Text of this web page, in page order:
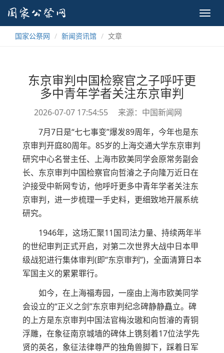
国家公祭网
新闻资讯馆 文章
东京审判中国检察官之子呼吁更
多中青年学者关注东京审判
2026-07-07 17:54:55
来源：中国新闻网
7月7日是“七七事变”爆发89周年，今年也是东
京审判开庭80周年。85岁的上海交通大学东京审判
研究中心名誉主任、上海市欧美同学会原常务副会
长、东京审判中国检察官向哲濬之子向隆万近日在
沪接受中新网专访，他呼吁更多中青年学者关注东
京审判，进一步梳理一手史料，更细致地开展系统
研究。
1946年，这场汇聚11国司法力量、持续两年半
的世纪审判正式开启，对第二次世界大战中日本甲
级战犯进行集体审判(即“东京审判”)，全面清算日本
军国主义的累累罪行。
如今，在上海福寿园，一座由上海市欧美同学
会设立的“正义之剑”东京审判纪念碑静静矗立。碑
的上方是东京审判中国法官梅汝璈和向哲濬的青铜
浮雕，在象征南京城墙的碑体上镌刻着17位法学先
贤的英名，象征法律尊严的独角兽脚下，踩着日军